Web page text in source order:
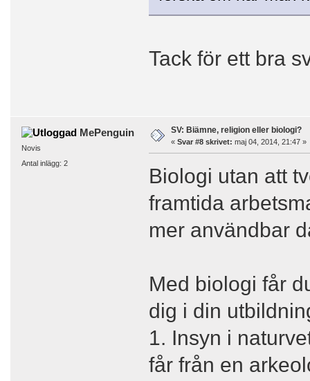
Tack för ett bra
MePenguin
Novis
Antal inlägg: 2
SV: Biämne, religion eller biologi?
« Svar #8 skrivet: maj 04, 2014, 21:47 »
Biologi utan att
framtida
mer användbar
Med biologi får
dig i din
1. Insyn i
får från en